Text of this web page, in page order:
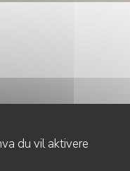
du vil aktivere